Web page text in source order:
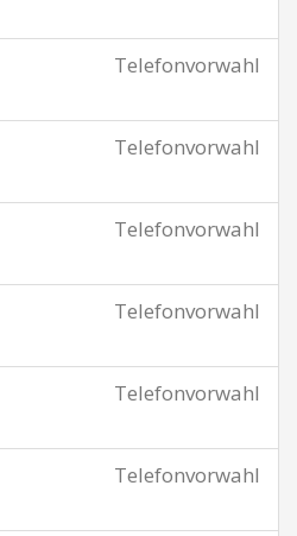
Telefonvorwahl
Telefonvorwahl
Telefonvorwahl
Telefonvorwahl
Telefonvorwahl
Telefonvorwahl